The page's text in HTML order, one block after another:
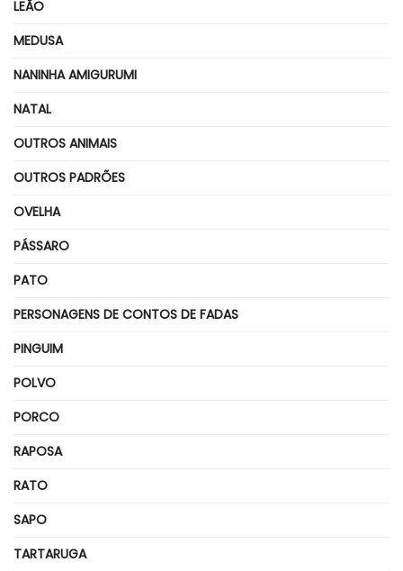
LEÃO
MEDUSA
NANINHA AMIGURUMI
NATAL
OUTROS ANIMAIS
OUTROS PADRÕES
OVELHA
PÁSSARO
PATO
PERSONAGENS DE CONTOS DE FADAS
PINGUIM
POLVO
PORCO
RAPOSA
RATO
SAPO
TARTARUGA